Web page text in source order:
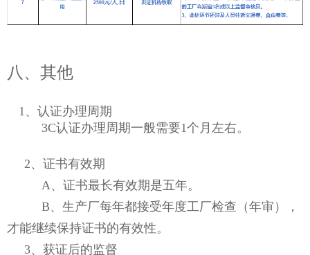
八、其他
1、认证办理周期
3C认证办理周期一般需要1个月左右。
2、证书有效期
A、证书最长有效期是五年。
B、生产厂每年都接受年度工厂检查（年审），
才能继续保持证书的有效性。
3、获证后的监督